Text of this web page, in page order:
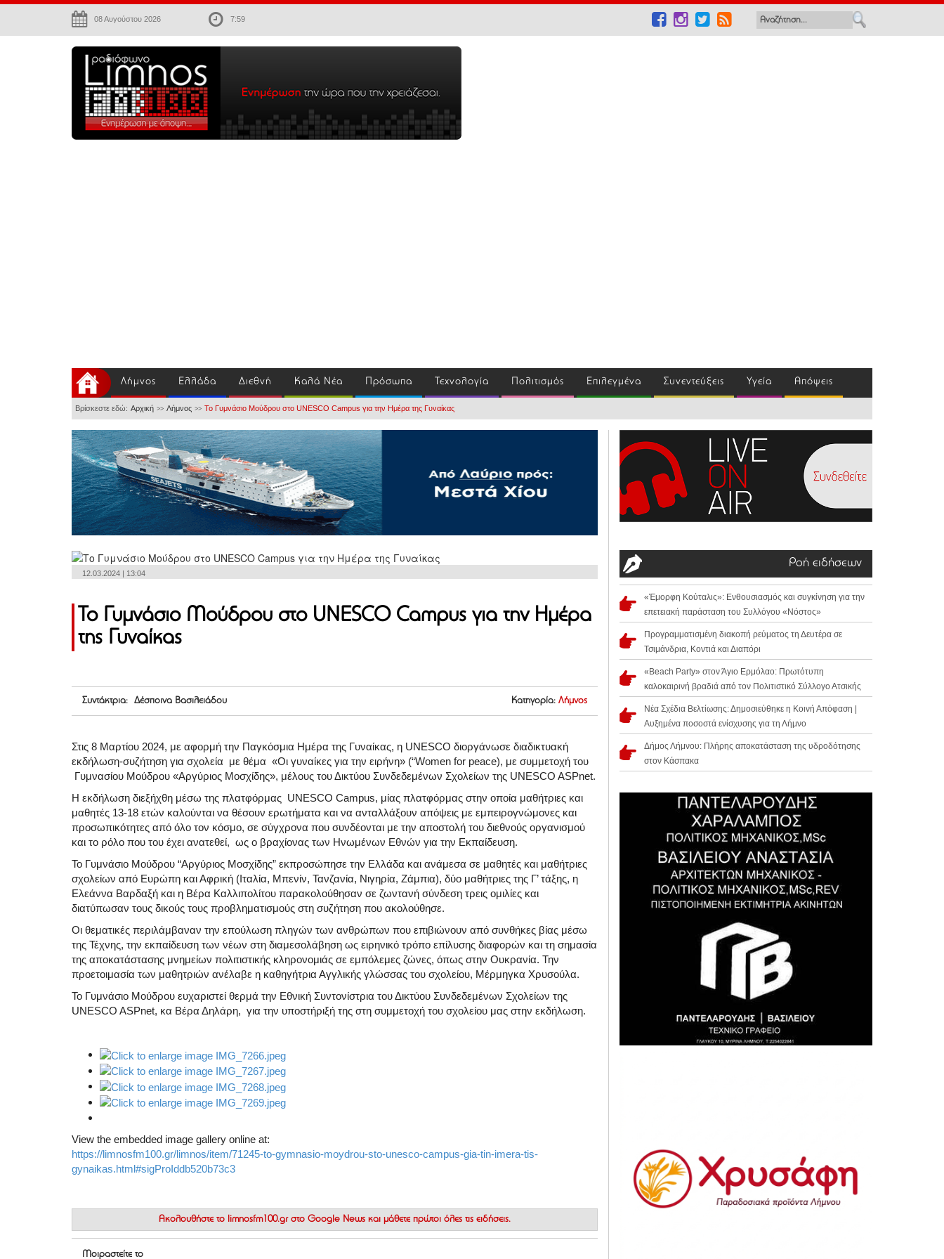
08 Αυγούστου 2026 7:59
Λήμνος Ελλάδα Διεθνή Καλά Νέα Πρόσωπα Τεχνολογία Πολιτισμός Επιλεγμένα Συνεντεύξεις Υγεία Απόψεις
Βρίσκεστε εδώ: Αρχική >> Λήμνος >> Το Γυμνάσιο Μούδρου στο UNESCO Campus για την Ημέρα της Γυναίκας
12.03.2024 | 13:04
Το Γυμνάσιο Μούδρου στο UNESCO Campus για την Ημέρα
της Γυναίκας
Συντάκτρια: Δέσποινα Βασιλειάδου Κατηγορία: Λήμνος
Στις 8 Μαρτίου 2024, με αφορμή την Παγκόσμια Ημέρα της Γυναίκας, η UNESCO διοργάνωσε διαδικτυακή
εκδήλωση-συζήτηση για σχολεία με θέμα «Οι γυναίκες για την ειρήνη» (“Women for peace), με συμμετοχή του
Γυμνασίου Μούδρου «Αργύριος Μοσχίδης», μέλους του Δικτύου Συνδεδεμένων Σχολείων της UNESCO ASPnet.
Η εκδήλωση διεξήχθη μέσω της πλατφόρμας UNESCO Campus, μίας πλατφόρμας στην οποία μαθήτριες και
μαθητές 13-18 ετών καλούνται να θέσουν ερωτήματα και να ανταλλάξουν απόψεις με εμπειρογνώμονες και
προσωπικότητες από όλο τον κόσμο, σε σύγχρονα που συνδέονται με την αποστολή του διεθνούς οργανισμού
και το ρόλο που του έχει ανατεθεί, ως ο βραχίονας των Ηνωμένων Εθνών για την Εκπαίδευση.
Το Γυμνάσιο Μούδρου “Αργύριος Μοσχίδης” εκπροσώπησε την Ελλάδα και ανάμεσα σε μαθητές και μαθήτριες
σχολείων από Ευρώπη και Αφρική (Ιταλία, Μπενίν, Τανζανία, Νιγηρία, Ζάμπια), δύο μαθήτριες της Γ’ τάξης, η
Ελεάννα Βαρδαξή και η Βέρα Καλλιπολίτου παρακολούθησαν σε ζωντανή σύνδεση τρεις ομιλίες και
διατύπωσαν τους δικούς τους προβληματισμούς στη συζήτηση που ακολούθησε.
Οι θεματικές περιλάμβαναν την επούλωση πληγών των ανθρώπων που επιβιώνουν από συνθήκες βίας μέσω
της Τέχνης, την εκπαίδευση των νέων στη διαμεσολάβηση ως ειρηνικό τρόπο επίλυσης διαφορών και τη σημασία
της αποκατάστασης μνημείων πολιτιστικής κληρονομιάς σε εμπόλεμες ζώνες, όπως στην Ουκρανία. Την
προετοιμασία των μαθητριών ανέλαβε η καθηγήτρια Αγγλικής γλώσσας του σχολείου, Μέρμηγκα Χρυσούλα.
Το Γυμνάσιο Μούδρου ευχαριστεί θερμά την Εθνική Συντονίστρια του Δικτύου Συνδεδεμένων Σχολείων της
UNESCO ASPnet, κα Βέρα Δηλάρη, για την υποστήριξή της στη συμμετοχή του σχολείου μας στην εκδήλωση.
View the embedded image gallery online at:
https://limnosfm100.gr/limnos/item/71245-to-gymnasio-moydrou-sto-unesco-campus-gia-tin-imera-tis-
gynaikas.html#sigProIddb520b73c3
Ακολουθήστε το limnosfm100.gr στο Google News και μάθετε πρώτοι όλες τις ειδήσεις.
Μοιραστείτε το
Ροή ειδήσεων
«Έμορφη Κούταλις»: Ενθουσιασμός και συγκίνηση για την
επετειακή παράσταση του Συλλόγου «Νόστος»
Προγραμματισμένη διακοπή ρεύματος τη Δευτέρα σε
Τσιμάνδρια, Κοντιά και Διαπόρι
«Beach Party» στον Άγιο Ερμόλαο: Πρωτότυπη
καλοκαιρινή βραδιά από τον Πολιτιστικό Σύλλογο Ατσικής
Νέα Σχέδια Βελτίωσης: Δημοσιεύθηκε η Κοινή Απόφαση |
Αυξημένα ποσοστά ενίσχυσης για τη Λήμνο
Δήμος Λήμνου: Πλήρης αποκατάσταση της υδροδότησης
στον Κάσπακα